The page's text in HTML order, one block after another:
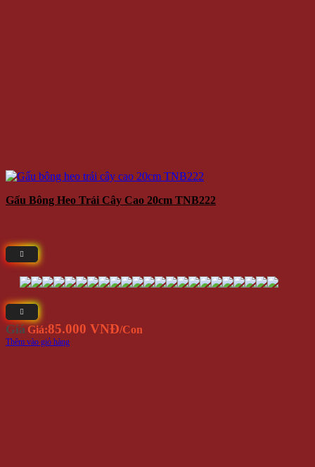
Gấu Bông Heo Trái Cây Cao 20cm TNB222
Giá Giá:85.000 VNĐ/Con
Thêm vào giỏ hàng